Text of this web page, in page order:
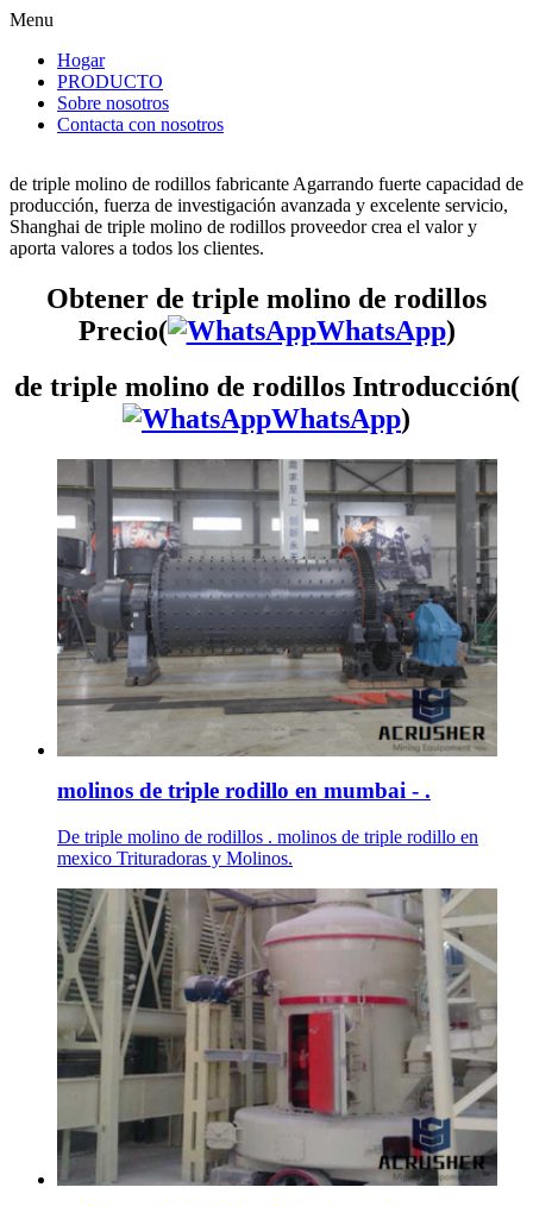
Menu
Hogar
PRODUCTO
Sobre nosotros
Contacta con nosotros
de triple molino de rodillos fabricante Agarrando fuerte capacidad de
producción, fuerza de investigación avanzada y excelente servicio,
Shanghai de triple molino de rodillos proveedor crea el valor y
aporta valores a todos los clientes.
Obtener de triple molino de rodillos
Precio(
WhatsApp)
de triple molino de rodillos Introducción(
WhatsApp)
molinos de triple rodillo en mumbai - .
De triple molino de rodillos . molinos de triple rodillo en
mexico Trituradoras y Molinos.